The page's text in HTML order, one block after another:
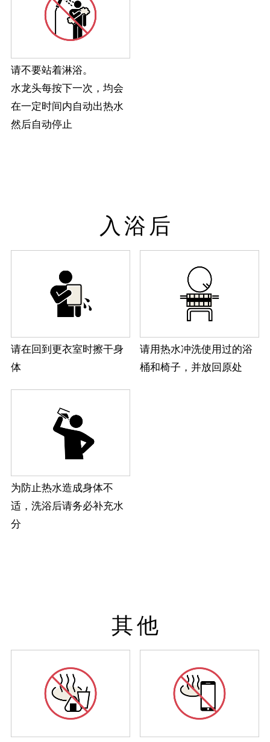
请不要站着淋浴。
水龙头每按下一次，均会
在一定时间内自动出热水
然后自动停止
入浴后
请在回到更衣室时擦干身
体
请用热水冲洗使用过的浴
桶和椅子，并放回原处
为防止热水造成身体不
适，洗浴后请务必补充水
分
其他